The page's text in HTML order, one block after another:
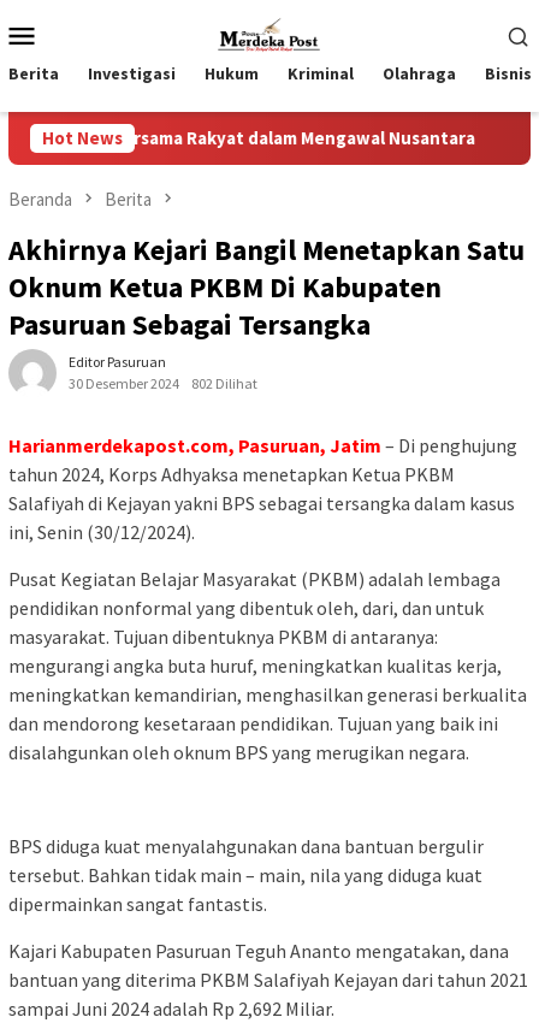
ke
kontenMobile
Berita Investigasi Hukum Kriminal Olahraga Bisnis
Hot News
Rakyat dalam Mengawal Nusantara IWL Bersurat
Beranda Berita
Akhirnya Kejari Bangil Menetapkan Satu
Oknum Ketua PKBM Di Kabupaten
Pasuruan Sebagai Tersangka
Editor Pasuruan
30 Desember 2024
802 Dilihat
Harianmerdekapost.com, Pasuruan, Jatim – Di penghujung
tahun 2024, Korps Adhyaksa menetapkan Ketua PKBM
Salafiyah di Kejayan yakni BPS sebagai tersangka dalam kasus
ini, Senin (30/12/2024).
Pusat Kegiatan Belajar Masyarakat (PKBM) adalah lembaga
pendidikan nonformal yang dibentuk oleh, dari, dan untuk
masyarakat. Tujuan dibentuknya PKBM di antaranya:
mengurangi angka buta huruf, meningkatkan kualitas kerja,
meningkatkan kemandirian, menghasilkan generasi berkualita
dan mendorong kesetaraan pendidikan. Tujuan yang baik ini
disalahgunkan oleh oknum BPS yang merugikan negara.
BPS diduga kuat menyalahgunakan dana bantuan bergulir
tersebut. Bahkan tidak main – main, nila yang diduga kuat
dipermainkan sangat fantastis.
Kajari Kabupaten Pasuruan Teguh Ananto mengatakan, dana
bantuan yang diterima PKBM Salafiyah Kejayan dari tahun 2021
sampai Juni 2024 adalah Rp 2,692 Miliar.